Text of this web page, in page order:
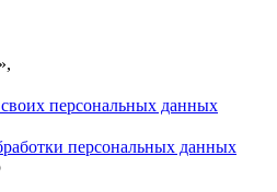
персональных данных
персональных данных